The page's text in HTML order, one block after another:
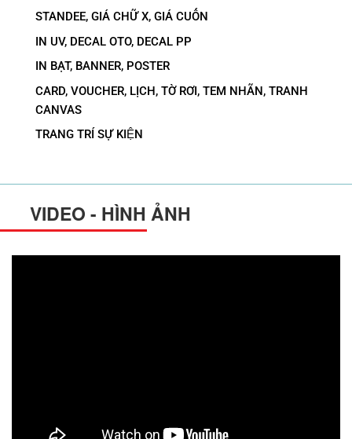
STANDEE, GIÁ CHỮ X, GIÁ CUỐN
IN UV, DECAL OTO, DECAL PP
IN BẠT, BANNER, POSTER
CARD, VOUCHER, LỊCH, TỜ RƠI, TEM NHÃN, TRANH
CANVAS
TRANG TRÍ SỰ KIỆN
VIDEO - HÌNH ẢNH